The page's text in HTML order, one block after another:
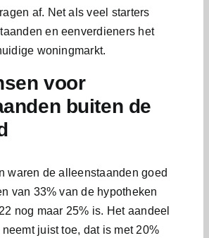
af. Net als veel starters
en eenverdieners het
woningmarkt.
voor
buiten de
waren de alleenstaanden goed
van 33% van de hypotheken
nog maar 25% is. Het aandeel
juist toe, dat is met 20%